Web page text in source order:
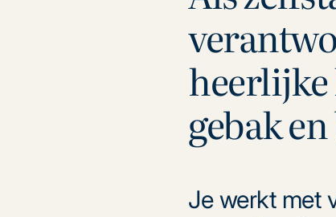
gebak
Je werkt met